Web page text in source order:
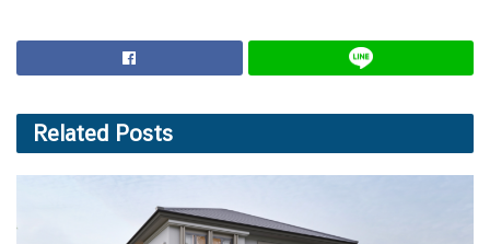
Related Posts